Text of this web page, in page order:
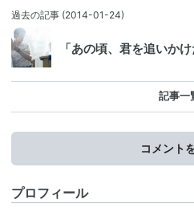
過去の記事 (2014-01-24)
「あの頃、君を追いか
記事一
コメント
プロフィール